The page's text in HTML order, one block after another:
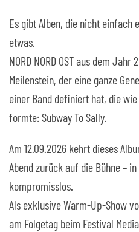
Es gibt Alben, die nicht einfach
etwas.
NORD NORD OSTaus dem Jahr
Meilenstein, der eine ganze
einer Band definiert hat, die
formte:Subway To Sally.
Am 12.09.2026 kehrt dieses
Abend zurück auf die Bühne –
kompromisslos.
Als exklusive Warm-Up-Show
am Folgetag beim Festival